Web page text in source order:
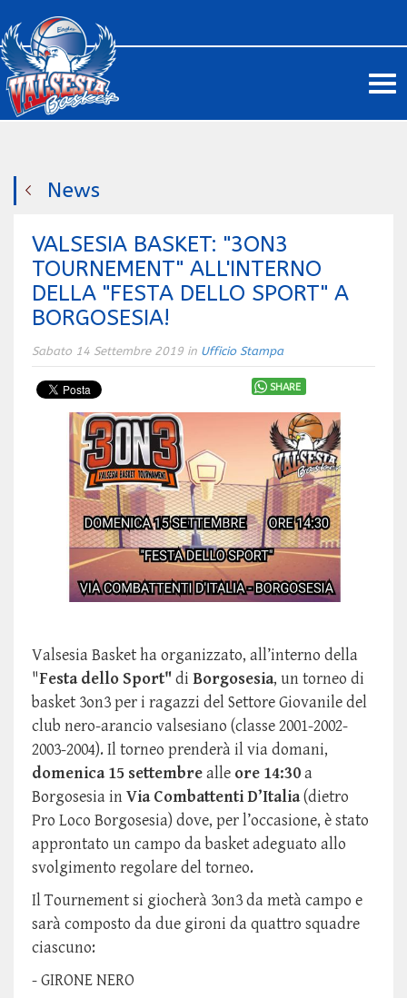
News
VALSESIA BASKET: "3ON3
TOURNEMENT" ALL'INTERNO
DELLA "FESTA DELLO SPORT" A
BORGOSESIA!
Sabato 14 Settembre 2019 in Ufficio Stampa
SHARE
Valsesia Basket ha organizzato, all’interno della
"Festa dello Sport" di Borgosesia, un torneo di
basket 3on3 per i ragazzi del Settore Giovanile del
club nero-arancio valsesiano (classe 2001-2002-
2003-2004). Il torneo prenderà il via domani,
domenica 15 settembrealle ore 14:30a
Borgosesia inVia Combattenti D’Italia(dietro
Pro Loco Borgosesia) dove, per l’occasione, è stato
approntato un campo da basket adeguato allo
svolgimento regolare del torneo.
Il Tournement si giocherà 3on3 da metà campo e
sarà composto da due gironi da quattro squadre
ciascuno:
- GIRONE NERO